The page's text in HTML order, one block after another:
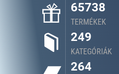
65738
TERMÉKEK
249
KATEGÓRIÁK
264